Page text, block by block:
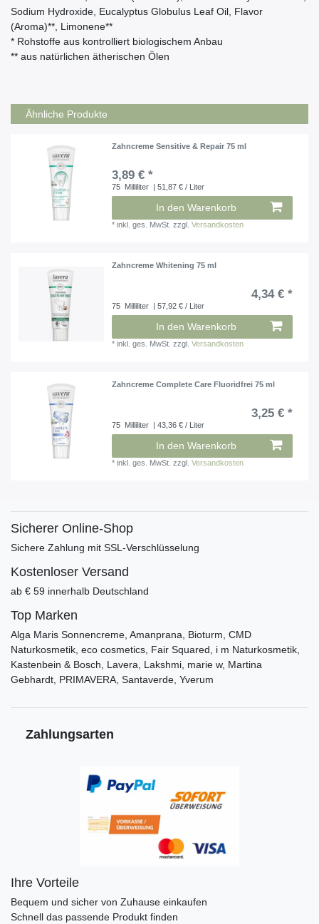
Sodium Hydroxide, Eucalyptus Globulus Leaf Oil, Flavor
(Aroma)**, Limonene**
* Rohstoffe aus kontrolliert biologischem Anbau
** aus natürlichen ätherischen Ölen
Ähnliche Produkte
Zahncreme Sensitive & Repair 75 ml
3,89 € *
75 Milliliter | 51,87 € / Liter
In den Warenkorb
*inkl. ges. MwSt. zzgl.Versandkosten
Zahncreme Whitening 75 ml
4,34 € *
75 Milliliter | 57,92 € / Liter
In den Warenkorb
*inkl. ges. MwSt. zzgl.Versandkosten
Zahncreme Complete Care Fluoridfrei 75 ml
3,25 € *
75 Milliliter | 43,36 € / Liter
In den Warenkorb
*inkl. ges. MwSt. zzgl.Versandkosten
Sicherer Online-Shop
Sichere Zahlung mit SSL-Verschlüsselung
Kostenloser Versand
ab € 59 innerhalb Deutschland
Top Marken
Alga Maris Sonnencreme, Amanprana, Bioturm, CMD
Naturkosmetik, eco cosmetics, Fair Squared, i m Naturkosmetik,
Kastenbein & Bosch, Lavera, Lakshmi, marie w, Martina
Gebhardt, PRIMAVERA, Santaverde, Yverum
Zahlungsarten
Ihre Vorteile
Bequem und sicher von Zuhause einkaufen
Schnell das passende Produkt finden